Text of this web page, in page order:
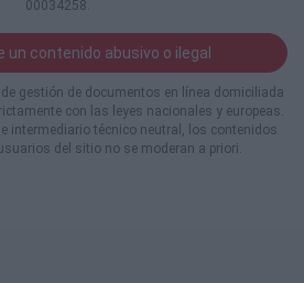
00034258.
un contenido abusivo o ilegal
gestión de documentos en línea domiciliada
con las leyes nacionales y europeas.
intermediario técnico neutral, los contenidos
del sitio no se moderan a priori.